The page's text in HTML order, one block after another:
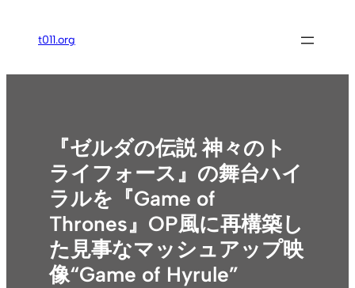
ス
t011.org
『ゼルダの伝説 神々のト
ライフォース』の舞台ハイ
ラルを『Game of
Thrones』OP風に再構築し
た見事なマッシュアップ映
像“Game of Hyrule”